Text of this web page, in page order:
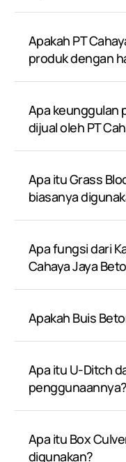
Apakah PT
produk dengan
Apa keunggulan
dijual oleh PT
Apa itu Grass
biasanya
Apa fungsi dari
Cahaya Jaya
Apakah Buis
Apa itu U-Ditch
penggunaannya?
Apa itu Box
digunakan?